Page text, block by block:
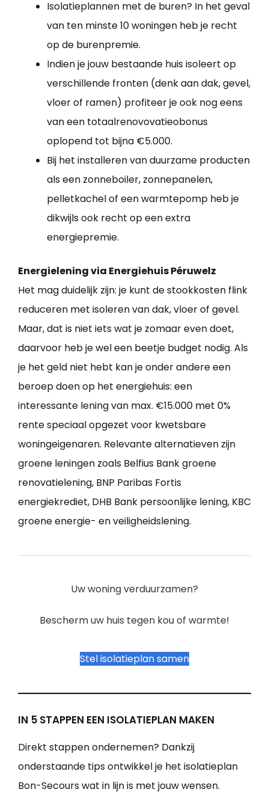
Isolatieplannen met de buren? In het geval
van ten minste 10 woningen heb je recht
op de burenpremie.
Indien je jouw bestaande huis isoleert op
verschillende fronten (denk aan dak, gevel,
vloer of ramen) profiteer je ook nog eens
van een totaalrenovovatieobonus
oplopend tot bijna €5.000.
Bij het installeren van duurzame producten
als een zonneboiler, zonnepanelen,
pelletkachel of een warmtepomp heb je
dikwijls ook recht op een extra
energiepremie.
Energielening via Energiehuis Péruwelz
Het mag duidelijk zijn: je kunt de stookkosten flink
reduceren met isoleren van dak, vloer of gevel.
Maar, dat is niet iets wat je zomaar even doet,
daarvoor heb je wel een beetje budget nodig. Als
je het geld niet hebt kan je onder andere een
beroep doen op het energiehuis: een
interessante lening van max. €15.000 met 0%
rente speciaal opgezet voor kwetsbare
woningeigenaren. Relevante alternatieven zijn
groene leningen zoals Belfius Bank groene
renovatielening, BNP Paribas Fortis
energiekrediet, DHB Bank persoonlijke lening, KBC
groene energie- en veiligheidslening.
Uw woning verduurzamen?
Bescherm uw huis tegen kou of warmte!
Stel isolatieplan samen
IN 5 STAPPEN EEN ISOLATIEPLAN MAKEN
Direkt stappen ondernemen? Dankzij
onderstaande tips ontwikkel je het isolatieplan
Bon-Secours wat in lijn is met jouw wensen.